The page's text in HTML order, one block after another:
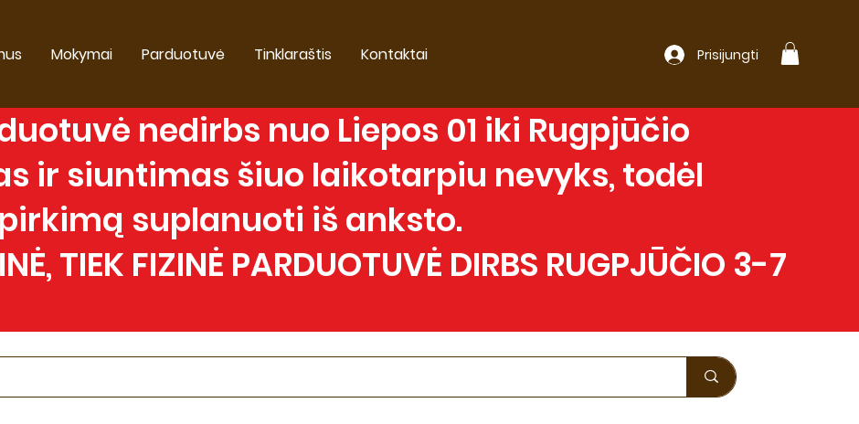
Prisijungti
Mokymai Parduotuvė Tinklaraštis Kontaktai
nedirbs nuo Liepos 01 iki Rugpjūčio
ir siuntimas šiuo laikotarpiu nevyks, todėl
suplanuoti iš anksto.
TIEK FIZINĖ PARDUOTUVĖ DIRBS RUGPJŪČIO 3-7